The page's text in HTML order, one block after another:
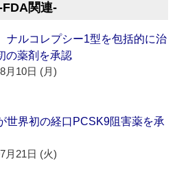
関連‐
ナルコレプシー1型を包括的に治
の薬剤を承認
月10日 (月)
世界初の経口PCSK9阻害薬を承
月21日 (火)